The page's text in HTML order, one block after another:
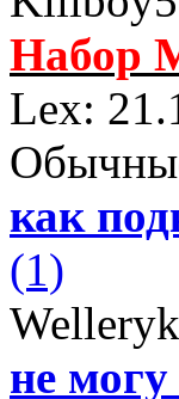
Набор
Lex:
как
(1)
не